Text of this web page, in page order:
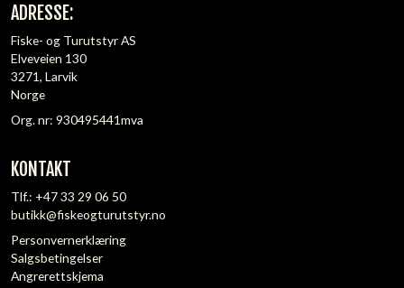
ADRESSE:
Fiske- og Turutstyr AS
Elveveien 130
3271, Larvik
Norge
Org. nr: 930495441mva
KONTAKT
Tlf.: +47 33 29 06 50
butikk@fiskeogturutstyr.no
Personvernerklæring
Salgsbetingelser
Angrerettskjema